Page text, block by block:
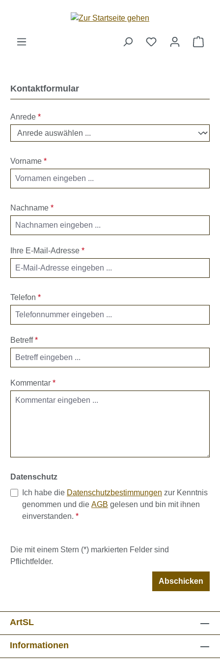
Zum Hauptinhalt springen
Kontaktformular
Anrede *
Vorname *
Nachname *
Ihre E-Mail-Adresse *
Telefon *
Betreff*
Kommentar *
Datenschutz
Ich habe die Datenschutzbestimmungen zur Kenntnis
genommen und die AGB gelesen und bin mit ihnen
einverstanden. *
Die mit einem Stern (*) markierten Felder sind
Pflichtfelder.
Abschicken
ArtSL
Informationen